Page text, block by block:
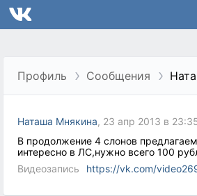
Профиль Сообщения
Наташа Мнякина, 23 апр 2013 в
В продолжение 4 слонов
интересно в ЛС,нужно всего 100
Видеозапись
https://vk.com/